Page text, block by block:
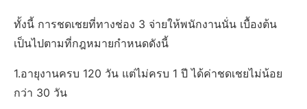
ทั้งนี้ การชดเชยที่ทางช่อง 3 จ่ายให้พนักงานนั่น เบื้องต้น
เป็นไปตามที่กฎหมายกำหนดดังนี้
1.อายุงานครบ 120 วัน แต่ไม่ครบ 1 ปี ได้ค่าชดเชยไม่น้อย
กว่า 30 วัน